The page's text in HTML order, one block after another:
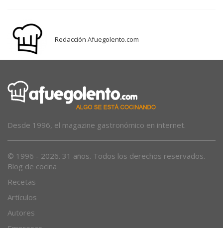
Redacción Afuegolento.com
Desde 1996, el magazine gastronómico en internet.
© 1996 - 2026. 31 años. Todos los derechos reservados.
Blog de cocina
Recetas
Artículos
Autores